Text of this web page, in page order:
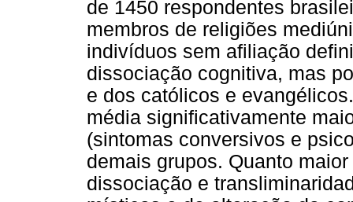
de 1450 respondentes
membros de religiões
indivíduos sem afiliação
dissociação cognitiva, mas
e dos católicos e
média significativamente
(sintomas conversivos e
demais grupos. Quanto
dissociação e